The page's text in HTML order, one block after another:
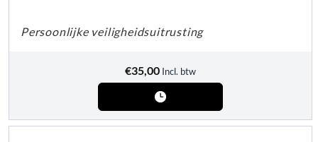
Persoonlijke veiligheidsuitrusting
€35,00 Incl. btw